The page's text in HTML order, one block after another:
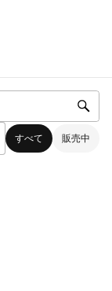
すべて 販売中